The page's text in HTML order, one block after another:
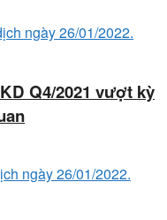
Q4/2021 vượt kỳ